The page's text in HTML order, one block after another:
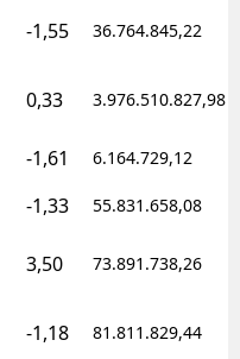
-1,55 36.764.845,22
0,33 3.976.510.827,98
-1,61 6.164.729,12
-1,33 55.831.658,08
3,50 73.891.738,26
-1,18 81.811.829,44